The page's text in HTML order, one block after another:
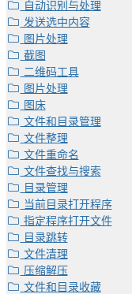
自动识别与处理
发送选中内容
图片处理
截图
二维码工具
图片处理
图床
文件和目录管理
文件整理
文件重命名
文件查找与搜索
目录管理
当前目录打开程序
指定程序打开文件
目录跳转
文件清理
压缩解压
文件和目录收藏